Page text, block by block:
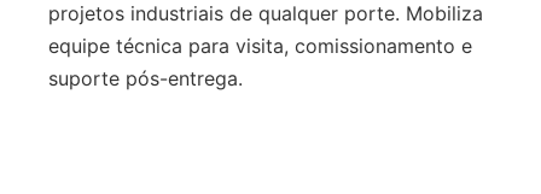
projetos industriais de qualquer porte. Mobiliza
equipe técnica para visita, comissionamento e
suporte pós-entrega.